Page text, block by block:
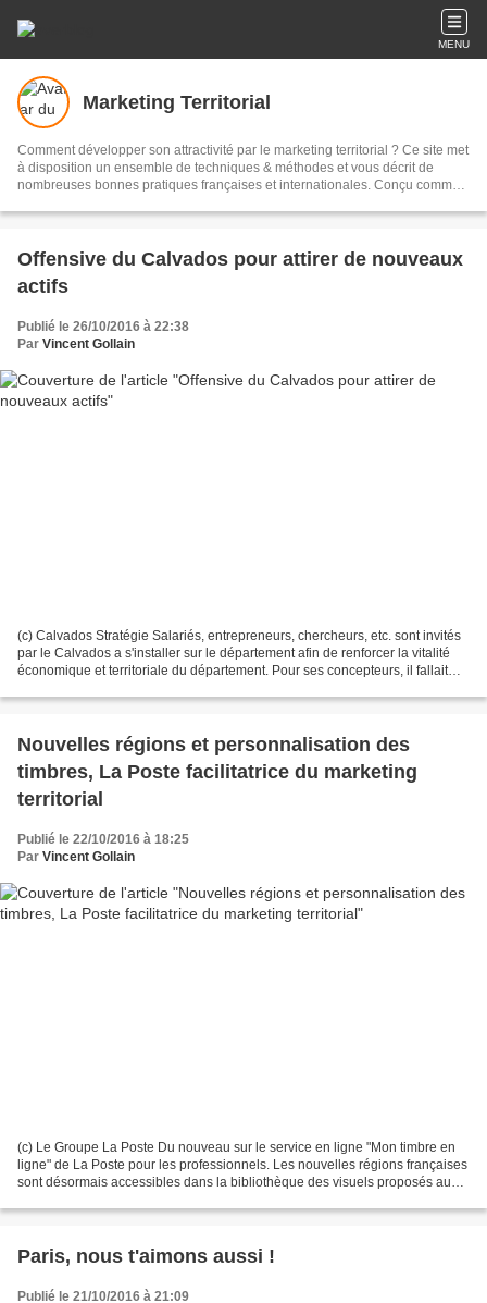
MENU
Marketing Territorial
Comment développer son attractivité par le marketing territorial ? Ce site met
à disposition un ensemble de techniques & méthodes et vous décrit de
nombreuses bonnes pratiques françaises et internationales. Conçu comme
nombreux documents et visuels gratuits ainsi que plus de 1600 articles à lire
Offensive du Calvados pour attirer de nouveaux
actifs
Publié le 26/10/2016 à 22:38
Par Vincent Gollain
(c) Calvados Stratégie Salariés, entrepreneurs, chercheurs, etc. sont invités
par le Calvados a s'installer sur le département afin de renforcer la vitalité
économique et territoriale du département. Pour ses concepteurs, il fallait
Nouvelles régions et personnalisation des
timbres, La Poste facilitatrice du marketing
territorial
Publié le 22/10/2016 à 18:25
Par Vincent Gollain
(c) Le Groupe La Poste Du nouveau sur le service en ligne "Mon timbre en
ligne" de La Poste pour les professionnels. Les nouvelles régions françaises
sont désormais accessibles dans la bibliothèque des visuels proposés aux
Paris, nous t'aimons aussi !
Publié le 21/10/2016 à 21:09